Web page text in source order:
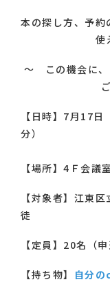
本の探し方、予約
使
～ この機会に
【日時】7月17
分）
【場所】4Ｆ会議
【対象者】江東
徒
【定員】20名（申
【持ち物】 自分